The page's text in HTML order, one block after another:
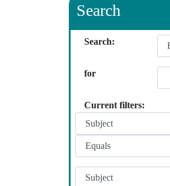
Search
Search:
for
Current filters: